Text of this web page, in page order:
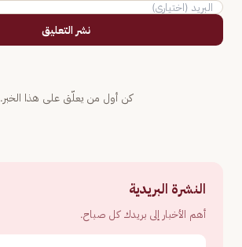
نشر التعليق
كن أول من يعلّق على هذا الخبر.
النشرة البريدية
أهم الأخبار إلى بريدك كل صباح.